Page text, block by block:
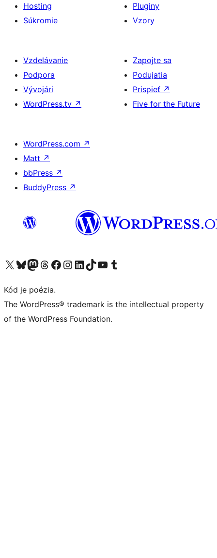
Hosting
Súkromie
Pluginy
Vzory
Vzdelávanie
Podpora
Vývojári
WordPress.tv ↗
Zapojte sa
Podujatia
Prispieť ↗
Five for the Future
WordPress.com ↗
Matt ↗
bbPress ↗
BuddyPress ↗
Navštívte náš účet na X (predtým Twitter)
Navštívte náš účet na platforme Bluesky
Navštívte náš účet na Mastodone
Navštívte náš účet na platforme Threads
Navštívte našu stránku na Facebooku
Navštívte náš účet Instagram
Navštívte náš účet LinkedIn
Navštívte náš účet na platforme TikTok
Navštívte náš kanál YouTube
Navštívte náš účet na platforme Tumblr
Kód je poézia.
The WordPress® trademark is the intellectual property
of the WordPress Foundation.